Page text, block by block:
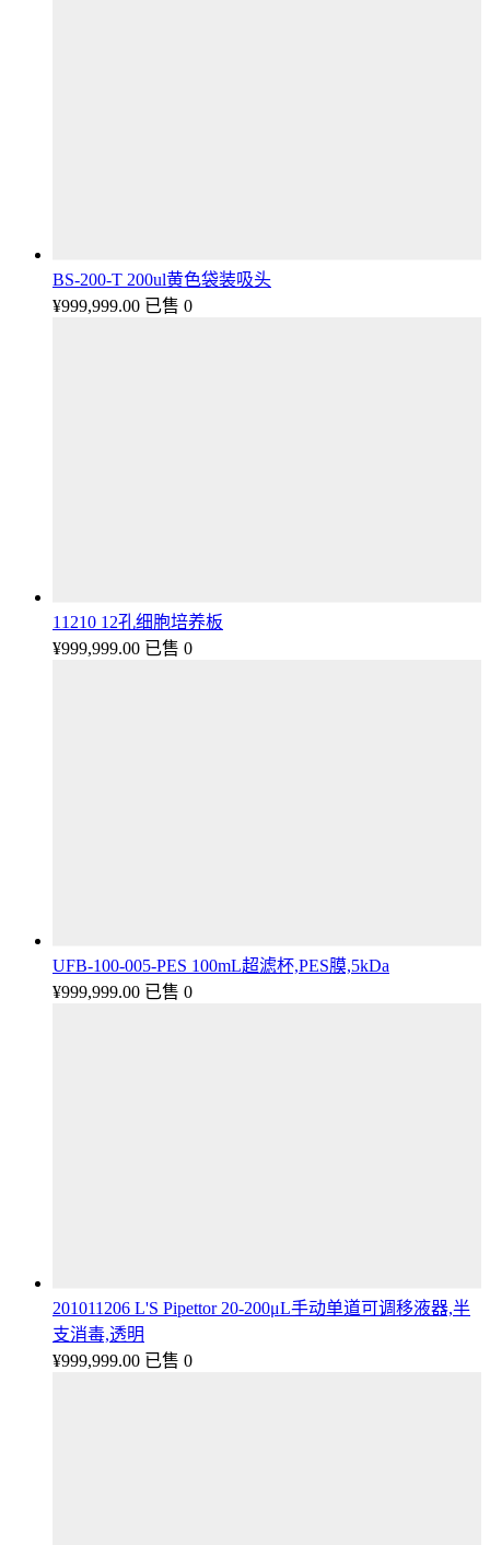
BS-200-T 200ul黄色袋装吸头
¥999,999.00 已售 0
11210 12孔细胞培养板
¥999,999.00 已售 0
UFB-100-005-PES 100mL超滤杯,PES膜,5kDa
¥999,999.00 已售 0
201011206 L'S Pipettor 20-200μL手动单道可调移液器,半
支消毒,透明
¥999,999.00 已售 0